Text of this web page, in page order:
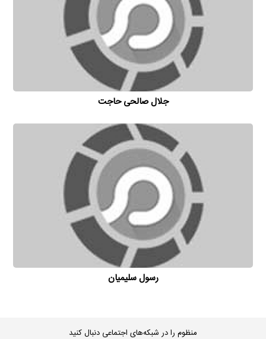
جلال صالحی حاجت
رسول سلیمیان
منظوم را در شبکه‌های اجتماعی دنبال کنید